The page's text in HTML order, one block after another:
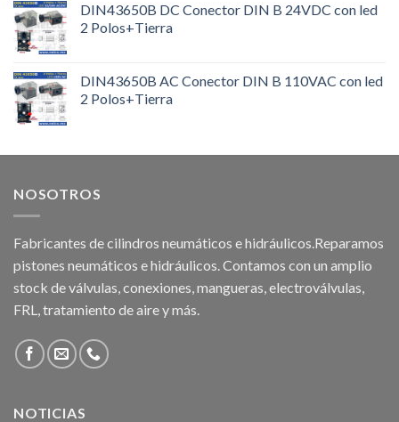
DIN43650B DC Conector DIN B 24VDC con led
2 Polos+Tierra
DIN43650B AC Conector DIN B 110VAC con led
2 Polos+Tierra
NOSOTROS
Fabricantes de cilindros neumáticos e hidráulicos.Reparamos
pistones neumáticos e hidráulicos. Contamos con un amplio
stock de válvulas, conexiones, mangueras, electroválvulas,
FRL, tratamiento de aire y más.
NOTICIAS